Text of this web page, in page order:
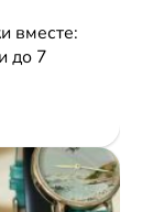
вместе:
до 7